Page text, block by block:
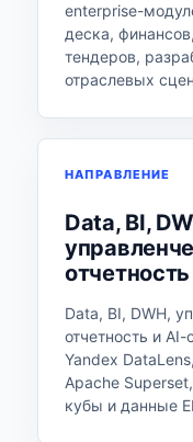
enterprise-
деска,
тендеров,
отраслевых
НАПРАВЛЕНИЕ
Data, BI,
отчетность
Data, BI, DWH,
отчетность и AI-
Yandex
Apache
кубы и данные